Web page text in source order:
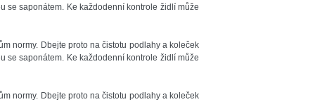
se saponátem. Ke každodenní kontrole židlí může
normy. Dbejte proto na čistotu podlahy a koleček
se saponátem. Ke každodenní kontrole židlí může
normy. Dbejte proto na čistotu podlahy a koleček